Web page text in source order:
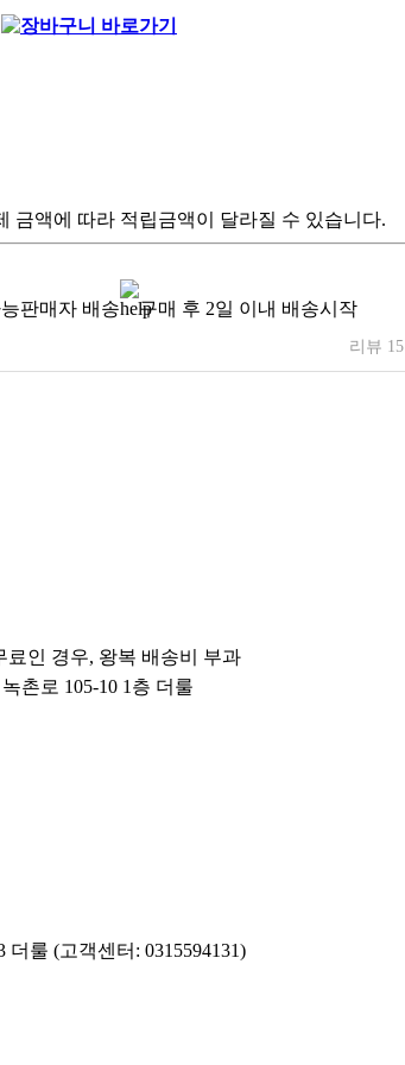
금액에 따라 적립금액이 달라질 수 있습니다.
판매자 배송 구매 후 2일 이내 배송시작
리뷰 15
료인 경우, 왕복 배송비 부과
촌로 105-10 1층 더룰
룰 (고객센터: 0315594131)